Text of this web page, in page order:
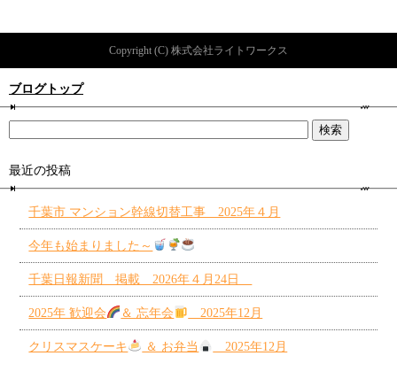
Copyright (C) 株式会社ライトワークス
ブログトップ
最近の投稿
千葉市 マンション幹線切替工事 2025年４月
今年も始まりました～
千葉日報新聞 掲載 2026年４月24日
2025年 歓迎会 ＆ 忘年会 2025年12月
クリスマスケーキ ＆ お弁当 2025年12月